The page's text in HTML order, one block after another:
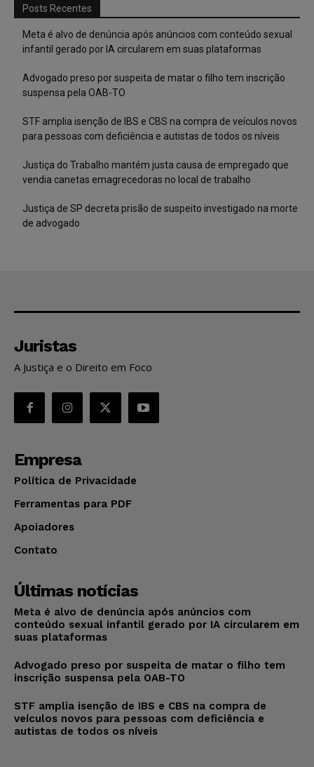
Posts Recentes
Meta é alvo de denúncia após anúncios com conteúdo sexual
infantil gerado por IA circularem em suas plataformas
Advogado preso por suspeita de matar o filho tem inscrição
suspensa pela OAB-TO
STF amplia isenção de IBS e CBS na compra de veículos novos
para pessoas com deficiência e autistas de todos os níveis
Justiça do Trabalho mantém justa causa de empregado que
vendia canetas emagrecedoras no local de trabalho
Justiça de SP decreta prisão de suspeito investigado na morte
de advogado
Juristas
A Justiça e o Direito em Foco
Empresa
Política de Privacidade
Ferramentas para PDF
Apoiadores
Contato
Últimas notícias
Meta é alvo de denúncia após anúncios com
conteúdo sexual infantil gerado por IA circularem em
suas plataformas
Advogado preso por suspeita de matar o filho tem
inscrição suspensa pela OAB-TO
STF amplia isenção de IBS e CBS na compra de
veículos novos para pessoas com deficiência e
autistas de todos os níveis